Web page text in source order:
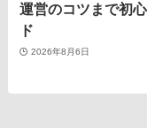
運営のコツまで初
ド
2026年8月6日